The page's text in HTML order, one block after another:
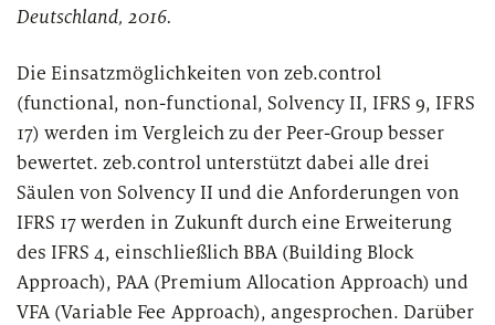
Deutschland, 2016.
Die Einsatzmöglichkeiten von zeb.control
(functional, non-functional, Solvency II, IFRS 9, IFRS
17) werden im Vergleich zu der Peer-Group besser
bewertet. zeb.control unterstützt dabei alle drei
Säulen von Solvency II und die Anforderungen von
IFRS 17 werden in Zukunft durch eine Erweiterung
des IFRS 4, einschließlich BBA (Building Block
Approach), PAA (Premium Allocation Approach) und
VFA (Variable Fee Approach), angesprochen. Darüber